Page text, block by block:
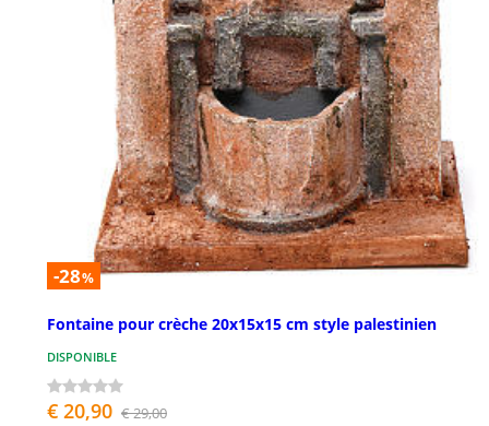
-28%
Fontaine pour crèche 20x15x15 cm style palestinien
DISPONIBLE
€ 20,90 € 29,00